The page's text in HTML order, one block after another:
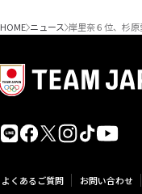
HOME ニュース 岸里奈６位、杉
よくあるご質問 お問い合わせ